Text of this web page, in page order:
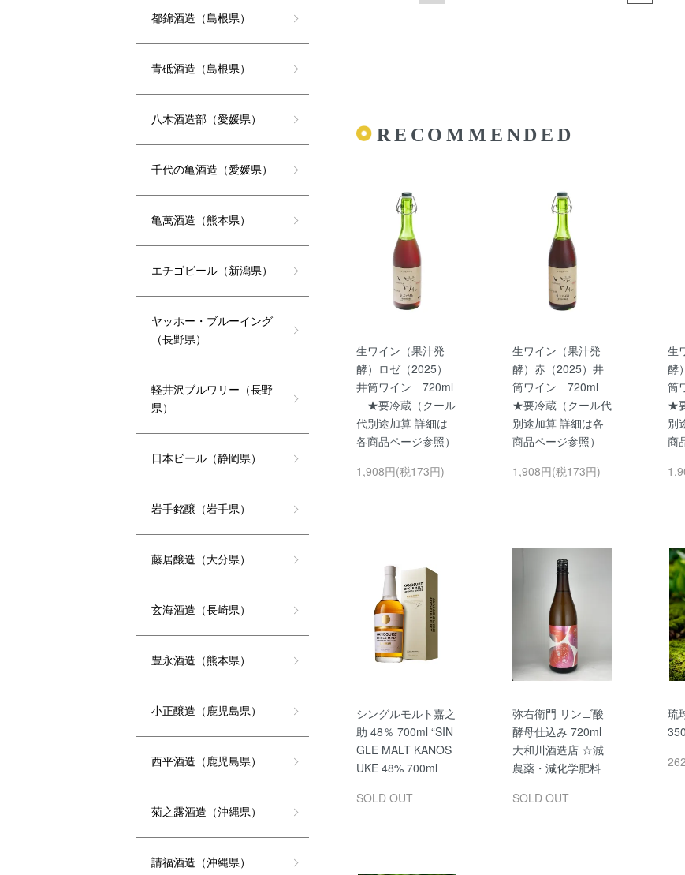
RECOMMENDED
生ワイン（果汁発
酵）ロゼ（2025）
井筒ワイン 720ml
★要冷蔵（クール
代別途加算 詳細は
各商品ページ参照）
1,908円(税173円)
生ワイン（果汁発
酵）赤（2025）井
筒ワイン 720ml
★要冷蔵（クール代
別途加算 詳細は各
商品ページ参照）
1,908円(税173円)
生
酵
筒
★
別
商
シングルモルト嘉之
助 48％ 700ml “SIN
GLE MALT KANOS
UKE 48% 700ml
SOLD OUT
弥右衛門 リンゴ酸
酵母仕込み 720ml
大和川酒造店 ☆減
農薬・減化学肥料
SOLD OUT
琉
都錦酒造（島根県）
青砥酒造（島根県）
八木酒造部（愛媛県）
千代の亀酒造（愛媛県）
亀萬酒造（熊本県）
エチゴビール（新潟県）
ヤッホー・ブルーイング
（長野県）
軽井沢ブルワリー（長野
県）
日本ビール（静岡県）
岩手銘醸（岩手県）
藤居醸造（大分県）
玄海酒造（長崎県）
豊永酒造（熊本県）
小正醸造（鹿児島県）
西平酒造（鹿児島県）
菊之露酒造（沖縄県）
請福酒造（沖縄県）